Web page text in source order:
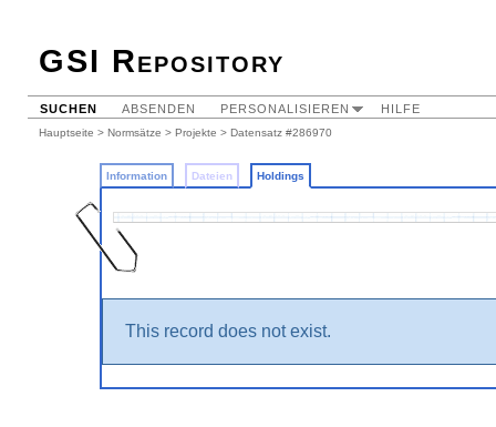
GSI Repository
SUCHEN ABSENDEN PERSONALISIEREN HILFE
Hauptseite > Normsätze > Projekte > Datensatz #286970
Information Dateien Holdings
This record does not exist.